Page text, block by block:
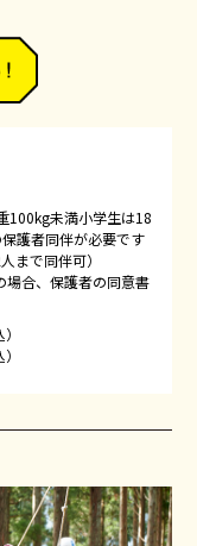
100kg未満小学生は18
護者同伴が必要です
まで同伴可）
場合、保護者の同意書